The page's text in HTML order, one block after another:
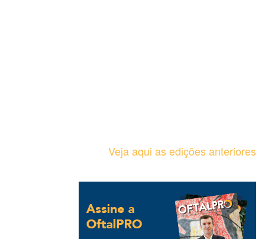
Veja aqui as edições anteriores